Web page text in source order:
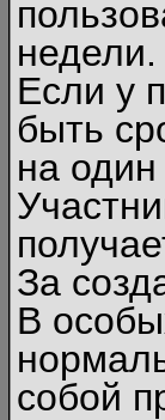
недели.
Если у
быть
на
За
В
собой